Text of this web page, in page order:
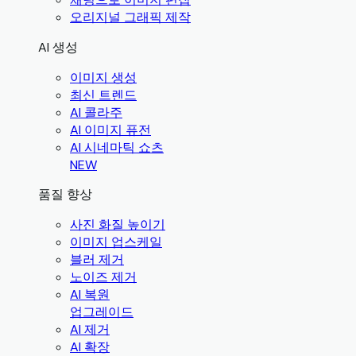
오리지널 그래픽 제작
AI 생성
이미지 생성
최신 트렌드
AI 콜라주
AI 이미지 퓨전
AI 시네마틱 쇼츠
NEW
품질 향상
사진 화질 높이기
이미지 업스케일
블러 제거
노이즈 제거
AI 복원
업그레이드
AI 제거
AI 확장